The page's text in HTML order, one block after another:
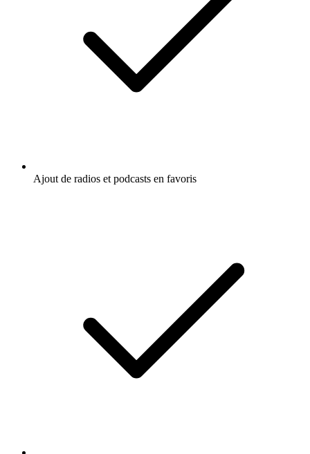
Ajout de radios et podcasts en favoris